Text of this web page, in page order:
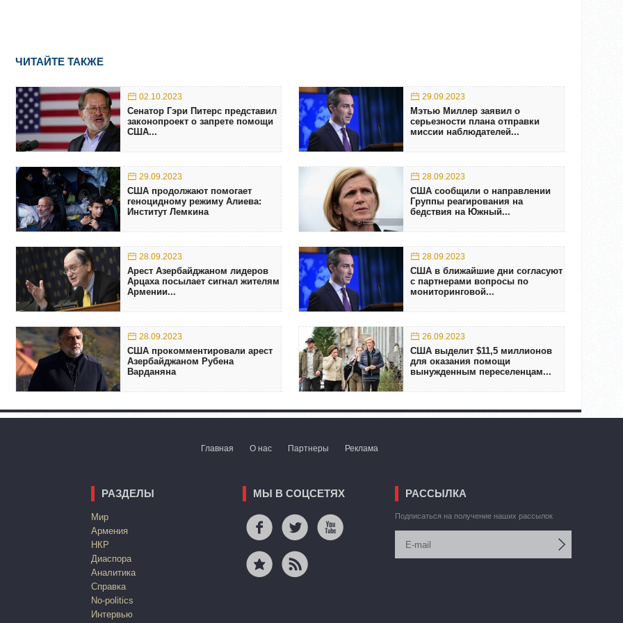
ЧИТАЙТЕ ТАКЖЕ
02.10.2023
Сенатор Гэри Питерс представил
законопроект о запрете помощи
США...
29.09.2023
Мэтью Миллер заявил о
серьезности плана отправки
миссии наблюдателей...
29.09.2023
США продолжают помогает
геноцидному режиму Алиева:
Институт Лемкина
28.09.2023
США сообщили о направлении
Группы реагирования на
бедствия на Южный...
28.09.2023
Арест Азербайджаном лидеров
Арцаха посылает сигнал жителям
Армении...
28.09.2023
США в ближайшие дни согласуют
с партнерами вопросы по
мониторинговой...
28.09.2023
США прокомментировали арест
Азербайджаном Рубена
Варданяна
26.09.2023
США выделит $11,5 миллионов
для оказания помощи
вынужденным переселенцам...
Главная О нас Партнеры Реклама
РАЗДЕЛЫ
Mир
Армения
НКР
Диаспора
Аналитика
Справка
No-politics
Интервью
МЫ В СОЦСЕТЯХ РАССЫЛКА
Подписаться на получение наших рассылок